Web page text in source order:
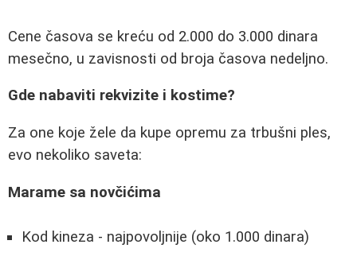
Cene časova se kreću od 2.000 do 3.000 dinara
mesečno, u zavisnosti od broja časova nedeljno.
Gde nabaviti rekvizite i kostime?
Za one koje žele da kupe opremu za trbušni ples,
evo nekoliko saveta:
Marame sa novčićima
Kod kineza - najpovoljnije (oko 1.000 dinara)